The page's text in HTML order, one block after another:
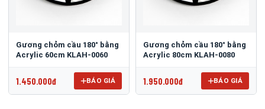
Gương chỏm cầu 180° bằng
Acrylic 60cm KLAH-0060
1.450.000đ BÁO GIÁ
Gương chỏm cầu 180° bằng
Acrylic 80cm KLAH-0080
1.950.000đ BÁO GIÁ